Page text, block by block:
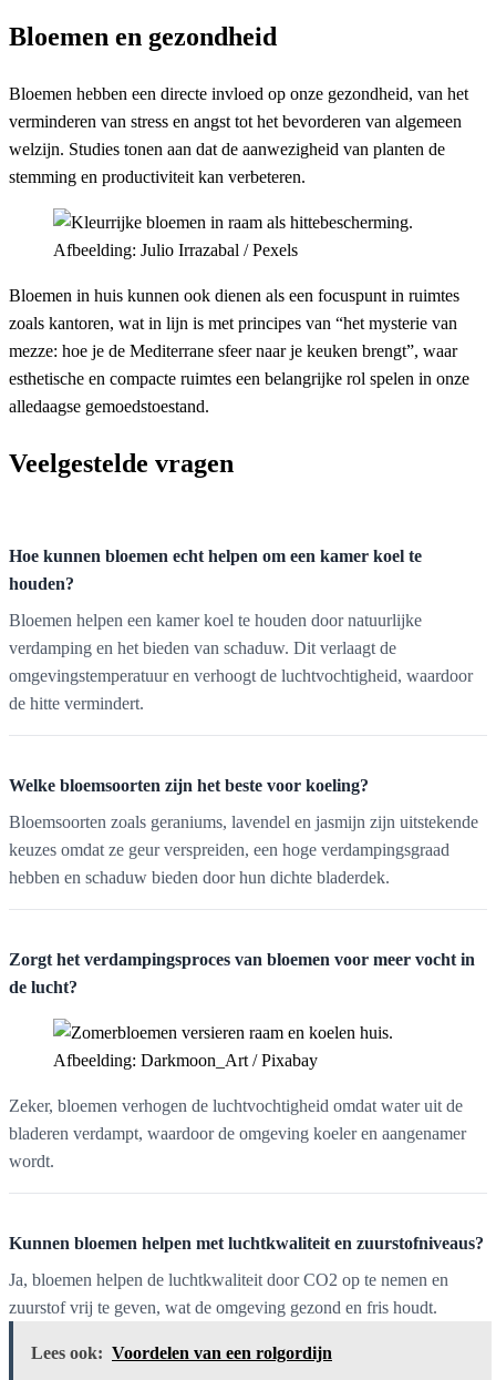
Bloemen en gezondheid
Bloemen hebben een directe invloed op onze gezondheid, van het
verminderen van stress en angst tot het bevorderen van algemeen
welzijn. Studies tonen aan dat de aanwezigheid van planten de
stemming en productiviteit kan verbeteren.
Afbeelding: Julio Irrazabal / Pexels
Bloemen in huis kunnen ook dienen als een focuspunt in ruimtes
zoals kantoren, wat in lijn is met principes van “het mysterie van
mezze: hoe je de Mediterrane sfeer naar je keuken brengt”, waar
esthetische en compacte ruimtes een belangrijke rol spelen in onze
alledaagse gemoedstoestand.
Veelgestelde vragen
Hoe kunnen bloemen echt helpen om een kamer koel te
houden?
Bloemen helpen een kamer koel te houden door natuurlijke
verdamping en het bieden van schaduw. Dit verlaagt de
omgevingstemperatuur en verhoogt de luchtvochtigheid, waardoor
de hitte vermindert.
Welke bloemsoorten zijn het beste voor koeling?
Bloemsoorten zoals geraniums, lavendel en jasmijn zijn uitstekende
keuzes omdat ze geur verspreiden, een hoge verdampingsgraad
hebben en schaduw bieden door hun dichte bladerdek.
Zorgt het verdampingsproces van bloemen voor meer vocht in
de lucht?
Afbeelding: Darkmoon_Art / Pixabay
Zeker, bloemen verhogen de luchtvochtigheid omdat water uit de
bladeren verdampt, waardoor de omgeving koeler en aangenamer
wordt.
Kunnen bloemen helpen met luchtkwaliteit en zuurstofniveaus?
Ja, bloemen helpen de luchtkwaliteit door CO2 op te nemen en
zuurstof vrij te geven, wat de omgeving gezond en fris houdt.
Lees ook: Voordelen van een rolgordijn